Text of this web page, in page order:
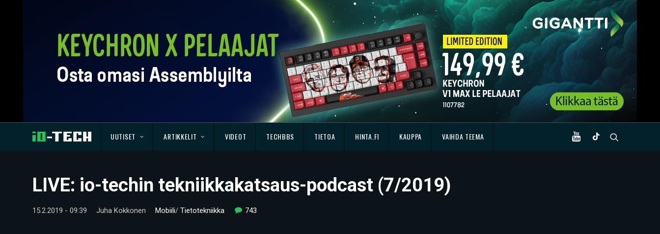
UUTISET ARTIKKELIT VIDEOT TECHBBS TIETOA HINTA.FI KAUPPA VAIHDA TEEMA
LIVE: io-techin tekniikkakatsaus-podcast (7/2019)
15.2.2019 - 09:39 Juha Kokkonen Mobiili/ Tietotekniikka 743